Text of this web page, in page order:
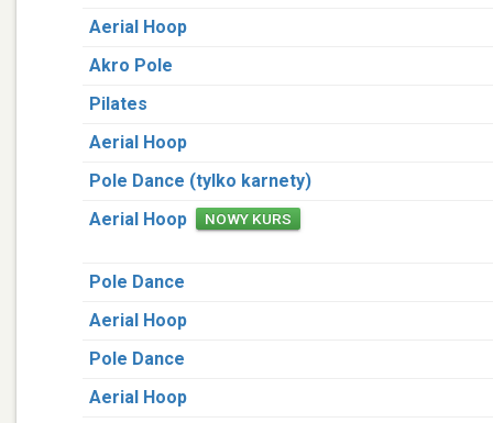
Aerial Hoop
Akro Pole
Pilates
Aerial Hoop
Pole Dance (tylko karnety)
Aerial Hoop
NOWY KURS
Pole Dance
Aerial Hoop
Pole Dance
Aerial Hoop